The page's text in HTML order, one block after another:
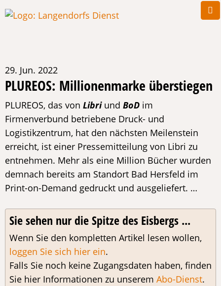
29. Jun. 2022
PLUREOS: Millionenmarke überstiegen
PLUREOS, das von Libriund BoD im
Firmenverbund betriebene Druck- und
Logistikzentrum, hat den nächsten Meilenstein
erreicht, ist einer Pressemitteilung von Libri zu
entnehmen. Mehr als eine Million Bücher wurden
demnach bereits am Standort Bad Hersfeld im
Print-on-Demand gedruckt und ausgeliefert. …
Sie sehen nur die Spitze des Eisbergs ...
Wenn Sie den kompletten Artikel lesen wollen,
loggen Sie sich hier ein.
Falls Sie noch keine Zugangsdaten haben, finden
Sie hier Informationen zu unserem Abo-Dienst.